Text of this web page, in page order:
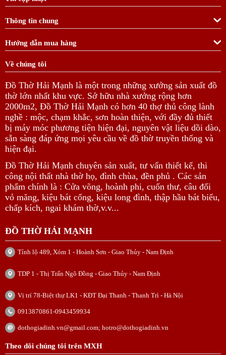
Thông tin chung
Hướng dẫn mua hàng
Về chúng tôi
Đồ Thờ Hải Mạnh là một trong những xưởng sản xuất đồ
thờ lớn nhất khu vực. Sở hữu nhà xưởng rộng hơn
2000m2, Đồ Thờ Hải Mạnh có hơn 40 thợ thủ công lành
nghề : mộc, chạm khắc, sơn hoàn thiện, với đầy đủ thiết
bị máy móc phương tiện hiện đại, nguyên vật liệu dồi dào,
sẵn sàng đáp ứng mọi yêu cầu về đồ thờ truyền thống và
hiện đại.
Đồ Thờ Hải Mạnh chuyên sản xuất, tư vấn thiết kế, thi
công nội thất nhà thờ họ, đình chùa, đền phủ . Các sản
phẩm chính là : Cửa võng, hoành phi, cuốn thư, câu đối
vỏ măng, kiệu bát cống, kiệu long đình, thập hầu bát biểu,
chấp kích, ngai khám thờ,v.v...
ĐỒ THỜ HẢI MẠNH
Tỉnh lộ 489, Xóm 1 - Hoành Sơn - Giao Thủy - Nam Định
TDP 1 - Thị Trấn Ngô Đồng - Giao Thủy - Nam Định
Vị trí 78-Biệt thự LK1 - KĐT Đại Thanh - Thanh Trì - Hà Nội
0913870861-0943459934
dothogiadinh.vn@gmail.com; hotro@dothogiadinh.vn
Theo dõi chúng tôi trên MXH